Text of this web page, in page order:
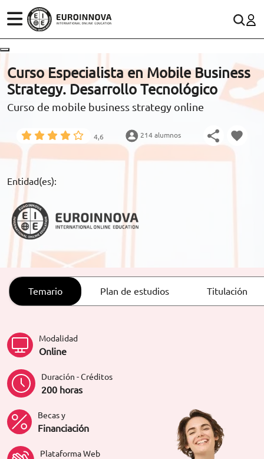
ESTUDIOS
CONOCE EUROINNOVA
RECURSOS EDUCATIVOS
ARTÍCULOS
(+34)958 050 200(gratuito en España)
900 831 200
formacion@euroinnova.com
TRABAJA CON NOSOTROS
Curso Especialista en Mobile Business
Strategy. Desarrollo Tecnológico
Curso de mobile business strategy online
4,6 214 alumnos
Entidad(es):
Temario Plan de estudios Titulación
Modalidad
Online
Duración - Créditos
200 horas
Becas y
Financiación
Plataforma Web